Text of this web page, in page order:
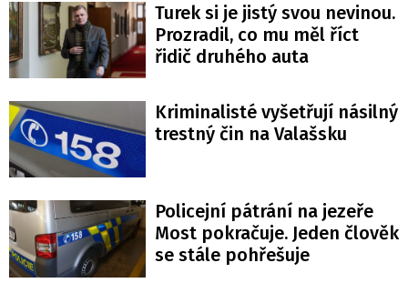
Turek si je jistý svou nevinou.
Prozradil, co mu měl říct
řidič druhého auta
Kriminalisté vyšetřují násilný
trestný čin na Valašsku
Policejní pátrání na jezeře
Most pokračuje. Jeden člověk
se stále pohřešuje